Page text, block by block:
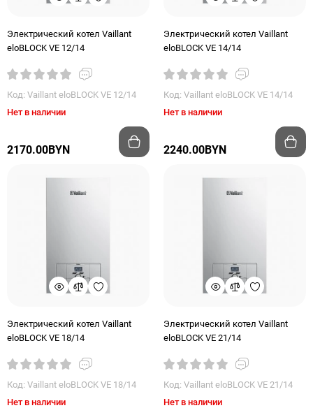
Электрический котел Vaillant
eloBLOCK VE 12/14
Код: Vaillant eloBLOCK VE 12/14
Нет в наличии
2170.00BYN
Электрический котел Vaillant
eloBLOCK VE 14/14
Код: Vaillant eloBLOCK VE 14/14
Нет в наличии
2240.00BYN
Электрический котел Vaillant
eloBLOCK VE 18/14
Код: Vaillant eloBLOCK VE 18/14
Нет в наличии
Электрический котел Vaillant
eloBLOCK VE 21/14
Код: Vaillant eloBLOCK VE 21/14
Нет в наличии